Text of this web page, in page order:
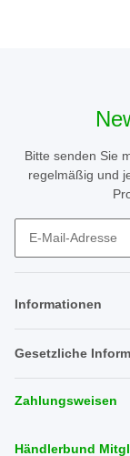
Bitte senden Sie
regelmäßig und
Informationen
Gesetzliche
Zahlungsweisen
Händlerbund